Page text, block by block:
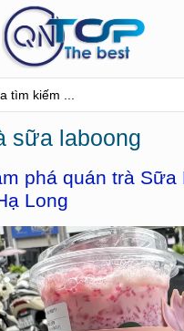
sữa laboong
phá quán trà Sữa
Long